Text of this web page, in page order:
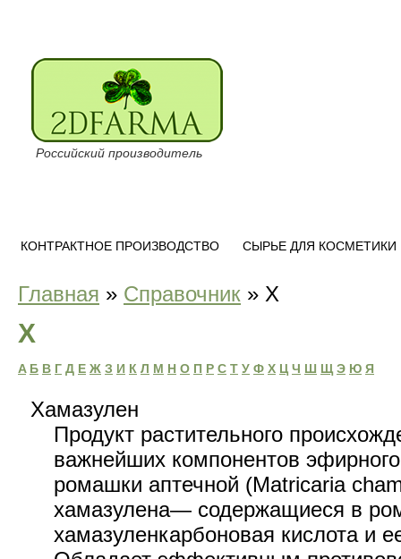
Российский производитель
КОНТРАКТНОЕ ПРОИЗВОДСТВО СЫРЬЕ ДЛЯ КОСМЕТИКИ
Главная » Справочник » Х
Х
A Б B Г Д Е Ж З И К Л М Н O П Р C Т У Ф Х Ц Ч Ш Щ Э Ю Я
Хамазулен
Продукт растительного
важнейших компонентов
ромашки аптечной (Matricaria
хамазулена— содержащиеся в
хамазуленкарбоновая кислота и